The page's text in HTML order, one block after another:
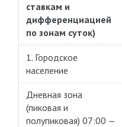
ставкам и
дифференциацией
по зонам суток)
1. Городское
население
Дневная зона
(пиковая и
полупиковая) 07:00 —